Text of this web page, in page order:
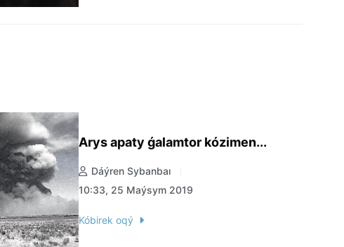
Arys apaty ǵalamtor kózimen...
Dáýren Sybanbaı
10:33, 25 Maýsym 2019
Kóbirek oqý